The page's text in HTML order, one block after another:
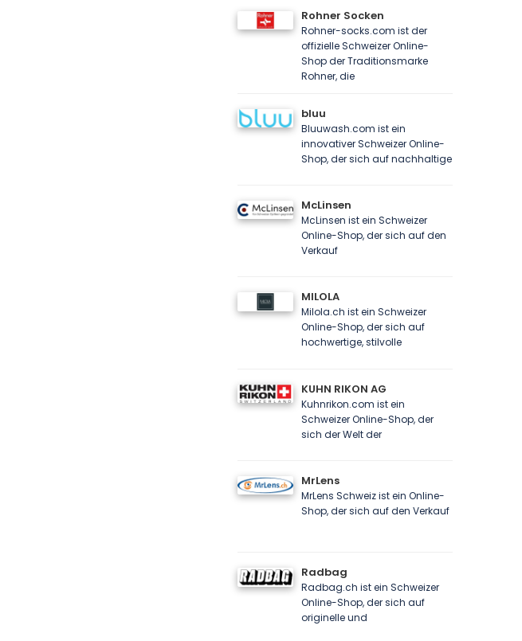
Rohner Socken
Rohner-socks.com ist der
offizielle Schweizer Online-
Shop der Traditionsmarke
Rohner, die
bluu
Bluuwash.com ist ein
innovativer Schweizer Online-
Shop, der sich auf nachhaltige
McLinsen
McLinsen ist ein Schweizer
Online-Shop, der sich auf den
Verkauf
MILOLA
Milola.ch ist ein Schweizer
Online-Shop, der sich auf
hochwertige, stilvolle
KUHN RIKON AG
Kuhnrikon.com ist ein
Schweizer Online-Shop, der
sich der Welt der
MrLens
MrLens Schweiz ist ein Online-
Shop, der sich auf den Verkauf
Radbag
Radbag.ch ist ein Schweizer
Online-Shop, der sich auf
originelle und